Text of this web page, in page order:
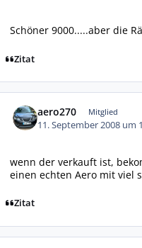
Schöner 9000.....aber die
Zitat
aero270 Mitglied
11. September 2008 um
wenn der verkauft ist,
einen echten Aero mit viel
Zitat